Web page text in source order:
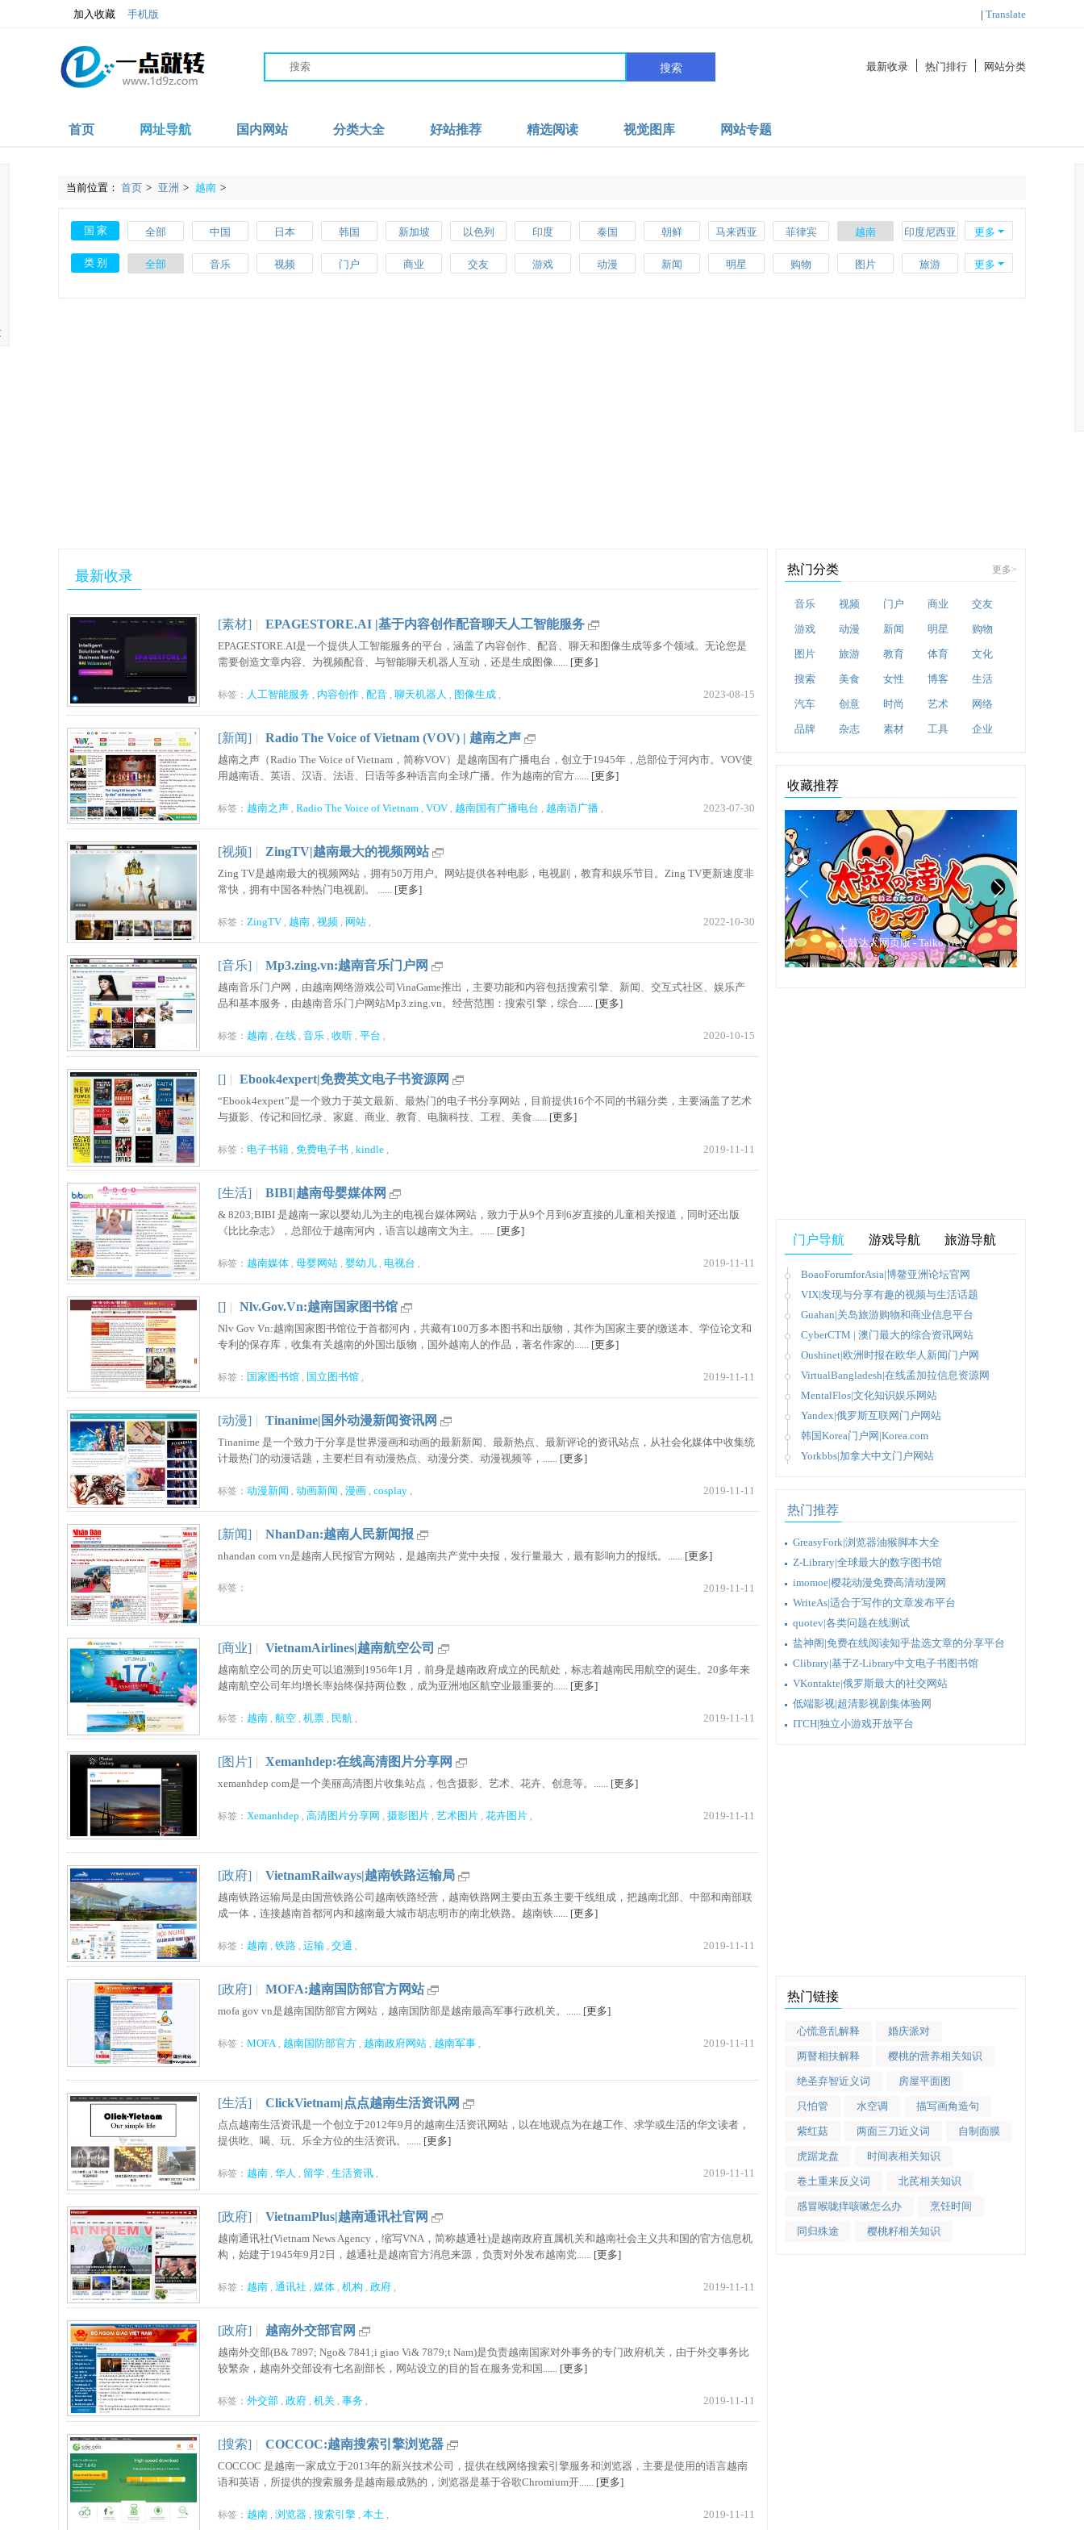
加入收藏 手机版 | Translate
搜索 最新收录 热门排行 网站分类
首页 网址导航 国内网站 分类大全 好站推荐 精选阅读 视觉图库 网站专题
当前位置： 首页 > 亚洲 > 越南 >
国 家 全部 中国 日本 韩国 新加坡 以色列 印度 泰国 朝鲜 马来西亚 菲律宾 越南 印度尼西亚
沙特 伊朗 阿联酋 阿富汗 英国 法国 德国 意大利 俄罗斯 瑞士 希腊 丹麦 卢森堡
更多
类 别 全部 音乐 视频 门户 商业 交友 游戏 动漫 新闻 明星 购物 图片 旅游 更多
最新收录
[素材] | EPAGESTORE.AI |基于内容创作配音聊天人工智能服务
EPAGESTORE.AI是一个提供人工智能服务的平台，涵盖了内容创作、配音、聊天和图像生成等多个领域。无论您是
需要创造文章内容、为视频配音、与智能聊天机器人互动，还是生成图像...... [更多]
标签： 人工智能服务 , 内容创作 , 配音 , 聊天机器人 , 图像生成 , 2023-08-15
[新闻] | Radio The Voice of Vietnam (VOV) | 越南之声
越南之声（Radio The Voice of Vietnam，简称VOV）是越南国有广播电台，创立于1945年，总部位于河内市。VOV使
用越南语、英语、汉语、法语、日语等多种语言向全球广播。作为越南的官方...... [更多]
标签： 越南之声 , Radio The Voice of Vietnam , VOV , 越南国有广播电台 , 越南语广播 , 2023-07-30
[视频] | ZingTV|越南最大的视频网站
Zing TV是越南最大的视频网站，拥有50万用户。网站提供各种电影，电视剧，教育和娱乐节目。Zing TV更新速度非
常快，拥有中国各种热门电视剧。 ...... [更多]
标签： ZingTV , 越南 , 视频 , 网站 , 2022-10-30
[音乐] | Mp3.zing.vn:越南音乐门户网
越南音乐门户网，由越南网络游戏公司VinaGame推出，主要功能和内容包括搜索引擎、新闻、交互式社区、娱乐产
品和基本服务，由越南音乐门户网站Mp3.zing.vn。经营范围：搜索引擎，综合...... [更多]
标签： 越南 , 在线 , 音乐 , 收听 , 平台 , 2020-10-15
[] | Ebook4expert|免费英文电子书资源网
“Ebook4expert”是一个致力于英文最新、最热门的电子书分享网站，目前提供16个不同的书籍分类，主要涵盖了艺术
与摄影、传记和回忆录、家庭、商业、教育、电脑科技、工程、美食...... [更多]
标签： 电子书籍 , 免费电子书 , kindle , 2019-11-11
[生活] | BIBI|越南母婴媒体网
& 8203;BIBI 是越南一家以婴幼儿为主的电视台媒体网站，致力于从9个月到6岁直接的儿童相关报道，同时还出版
《比比杂志》，总部位于越南河内，语言以越南文为主。...... [更多]
标签： 越南媒体 , 母婴网站 , 婴幼儿 , 电视台 , 2019-11-11
[] | Nlv.Gov.Vn:越南国家图书馆
Nlv Gov Vn:越南国家图书馆位于首都河内，共藏有100万多本图书和出版物，其作为国家主要的缴送本、学位论文和
专利的保存库，收集有关越南的外国出版物，国外越南人的作品，著名作家的...... [更多]
标签： 国家图书馆 , 国立图书馆 , 2019-11-11
[动漫] | Tinanime|国外动漫新闻资讯网
Tinanime 是一个致力于分享是世界漫画和动画的最新新闻、最新热点、最新评论的资讯站点，从社会化媒体中收集统
计最热门的动漫话题，主要栏目有动漫热点、动漫分类、动漫视频等，...... [更多]
标签： 动漫新闻 , 动画新闻 , 漫画 , cosplay , 2019-11-11
[新闻] | NhanDan:越南人民新闻报
nhandan com vn是越南人民报官方网站，是越南共产党中央报，发行量最大，最有影响力的报纸。...... [更多]
标签： 2019-11-11
[商业] | VietnamAirlines|越南航空公司
越南航空公司的历史可以追溯到1956年1月，前身是越南政府成立的民航处，标志着越南民用航空的诞生。20多年来
越南航空公司年均增长率始终保持两位数，成为亚洲地区航空业最重要的...... [更多]
标签： 越南 , 航空 , 机票 , 民航 , 2019-11-11
[图片] | Xemanhdep:在线高清图片分享网
xemanhdep com是一个美丽高清图片收集站点，包含摄影、艺术、花卉、创意等。...... [更多]
标签： Xemanhdep , 高清图片分享网 , 摄影图片 , 艺术图片 , 花卉图片 , 2019-11-11
[政府] | VietnamRailways|越南铁路运输局
越南铁路运输局是由国营铁路公司越南铁路经营，越南铁路网主要由五条主要干线组成，把越南北部、中部和南部联
成一体，连接越南首都河内和越南最大城市胡志明市的南北铁路。越南铁...... [更多]
标签： 越南 , 铁路 , 运输 , 交通 , 2019-11-11
[政府] | MOFA:越南国防部官方网站
mofa gov vn是越南国防部官方网站，越南国防部是越南最高军事行政机关。...... [更多]
标签： MOFA, 越南国防部官方 , 越南政府网站 , 越南军事 , 2019-11-11
[生活] | ClickVietnam|点点越南生活资讯网
点点越南生活资讯是一个创立于2012年9月的越南生活资讯网站，以在地观点为在越工作、求学或生活的华文读者，
提供吃、喝、玩、乐全方位的生活资讯。...... [更多]
标签： 越南 , 华人 , 留学 , 生活资讯 , 2019-11-11
[政府] | VietnamPlus|越南通讯社官网
越南通讯社(Vietnam News Agency，缩写VNA，简称越通社)是越南政府直属机关和越南社会主义共和国的官方信息机
构，始建于1945年9月2日，越通社是越南官方消息来源，负责对外发布越南党...... [更多]
标签： 越南 , 通讯社 , 媒体 , 机构 , 政府 , 2019-11-11
[政府] | 越南外交部官网
越南外交部(B& 7897; Ngo& 7841;i giao Vi& 7879;t Nam)是负责越南国家对外事务的专门政府机关，由于外交事务比
较繁杂，越南外交部设有七名副部长，网站设立的目的旨在服务党和国...... [更多]
标签： 外交部 , 政府 , 机关 , 事务 , 2019-11-11
[搜索] | COCCOC:越南搜索引擎浏览器
COCCOC 是越南一家成立于2013年的新兴技术公司，提供在线网络搜索引擎服务和浏览器，主要是使用的语言越南
语和英语，所提供的搜索服务是越南最成熟的，浏览器是基于谷歌Chromium开...... [更多]
标签： 越南 , 浏览器 , 搜索引擎 , 本土 , 2019-11-11
热门分类 更多>
音乐 视频 门户 商业 交友
游戏 动漫 新闻 明星 购物
图片 旅游 教育 体育 文化
搜索 美食 女性 博客 生活
汽车 创意 时尚 艺术 网络
品牌 杂志 素材 工具 企业
收藏推荐
PearOCR|免费 OCR 图片转文字工具 cbaigui|知妖(中国妖怪百集) 太鼓达人网页版 - Taiko Web
门户导航 游戏导航 旅游导航
BoaoForumforAsia|博鳌亚洲论坛官网
VIX|发现与分享有趣的视频与生活话题
Guahan|关岛旅游购物和商业信息平台
CyberCTM | 澳门最大的综合资讯网站
Oushinet|欧洲时报在欧华人新闻门户网
VirtualBangladesh|在线孟加拉信息资源网
MentalFlos|文化知识娱乐网站
Yandex|俄罗斯互联网门户网站
韩国Korea门户网|Korea.com
Yorkbbs|加拿大中文门户网站
热门推荐
GreasyFork|浏览器油猴脚本大全
Z-Library|全球最大的数字图书馆
imomoe|樱花动漫免费高清动漫网
WriteAs|适合于写作的文章发布平台
quotev|各类问题在线测试
盐神阁|免费在线阅读知乎盐选文章的分享平台
Clibrary|基于Z-Library中文电子书图书馆
VKontakte|俄罗斯最大的社交网站
低端影视|超清影视剧集体验网
ITCH|独立小游戏开放平台
热门链接
心慌意乱解释 婚庆派对
两瞽相扶解释 樱桃的营养相关知识
绝圣弃智近义词 房屋平面图
只怕管 水空调 描写画角造句
紫红菇 两面三刀近义词 自制面膜
虎踞龙盘 时间表相关知识
卷土重来反义词 北芪相关知识
感冒喉咙痒咳嗽怎么办 烹饪时间
同归殊途 樱桃籽相关知识